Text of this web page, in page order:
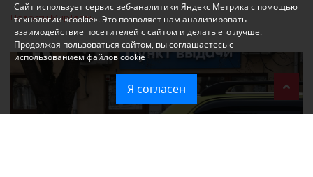
Новости МирТесен
Сайт использует сервис веб-аналитики Яндекс Метрика с помощью
технологии «cookie». Это позволяет нам анализировать
взаимодействие посетителей с сайтом и делать его лучше.
Продолжая пользоваться сайтом, вы соглашаетесь с
использованием файлов cookie
Я согласен